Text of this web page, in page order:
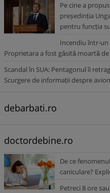
Pe cine a
președinția
pentru funcția
Incendiu într-
Proprietara a fost găsită moartă
Scandal în SUA: Pentagonul îi
Scurgere de informații despre
debarbati.ro
doctordebine.ro
De ce
caniculare?
Petreci 8 ore